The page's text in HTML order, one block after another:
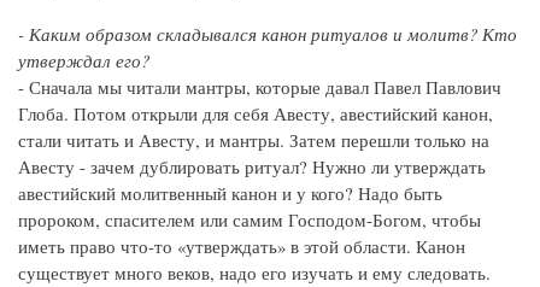
- Каким образом складывался канон ритуалов и молитв? Кто
утверждал его?
- Сначала мы читали мантры, которые давал Павел Павлович
Глоба. Потом открыли для себя Авесту, авестийский канон,
стали читать и Авесту, и мантры. Затем перешли только на
Авесту - зачем дублировать ритуал? Нужно ли утверждать
авестийский молитвенный канон и у кого? Надо быть
пророком, спасителем или самим Господом-Богом, чтобы
иметь право что-то «утверждать» в этой области. Канон
существует много веков, надо его изучать и ему следовать.